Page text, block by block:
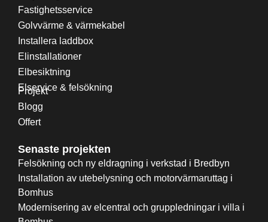
Fastighetsservice
Golvvärme & värmekabel
Installera laddbox
Elinstallationer
Elbesiktning
Elservice & felsökning
Projekt
Blogg
Offert
Senaste projekten
Felsökning och ny eldragning i verkstad i Bredbyn
Installation av utebelysning och motorvärmaruttag i
Bomhus
Modernisering av elcentral och gruppledningar i villa i